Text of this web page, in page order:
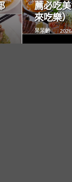
薦必吃
來吃樂）
呆呆齡